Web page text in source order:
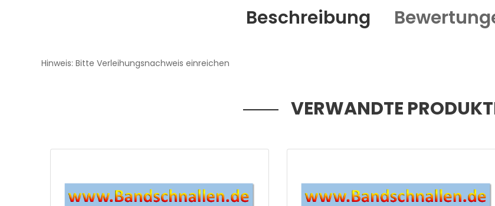
Beschreibung
Hinweis: Bitte Verleihungsnachweis einreichen
VERWANDTE